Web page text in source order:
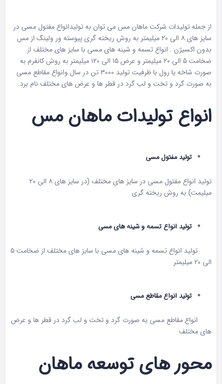
از جمله تولیدات شرکت ماهان مسمی توان به تولیدانواع مفتول مسی در
سایز های ۸ الی ۲۰ میلیمتر به روش ریخته گری پیوسته ور ولینگ از مس
بدون اکسیژن . انواع تسمه و شینه های مسی با سایز های مختلف از
ضخامت ۵ الی ۲۰ میلیمتر و عرض ۱۵ الی ۱۲۰ میلیمتر به روش کانفرم به
صورت شاخه یا رول با ظرفیت تولید ۳۰۰۰ تن در سال وانواع مقاطع مسی
به صورت گرد و تخت و لب گرد در قطر ها و عرض های مختلف نام برد.
انواع تولیدات ماهان مس
تولید مفتول مسی
تولید انواع مفتول مسی در سایز های مختلف (در سایز های ۸ الی ۲۰
میلیمت) به روش ریخته گری
تولید انواع تسمه و شینه های مسی
تولید انواع تسمه و شینه های مسی با سایز های مختلف از ضخامت ۵
الی ۲۰ میلیمتر
تولید انواع مقاطع مسی
انواع مقاطع مسی به صورت گرد و تخت و لب گرد در قطر ها و عرض
های مختلف
محور های توسعه ماهان